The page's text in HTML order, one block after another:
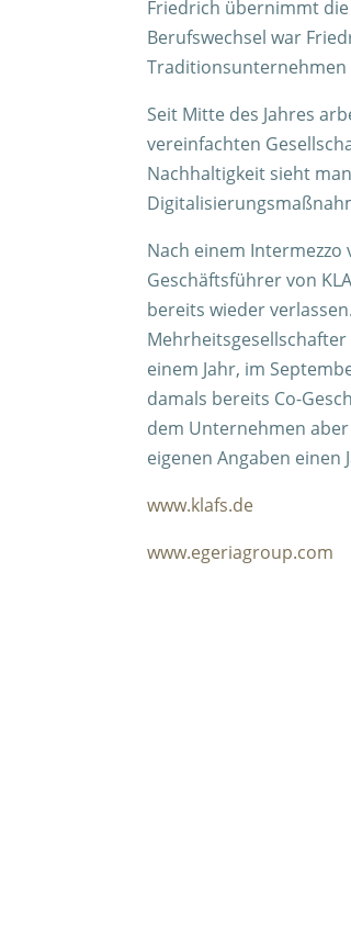
Friedrich übernimmt die
Berufswechsel war
Traditionsunternehmen
Seit Mitte des Jahres
vereinfachten
Nachhaltigkeit sieht
Nach einem
Geschäftsführer von
bereits wieder
Mehrheitsgesellschafter
einem Jahr, im
damals bereits Co-
dem Unternehmen aber
eigenen Angaben einen
www.klafs.de
www.egeriagroup.com